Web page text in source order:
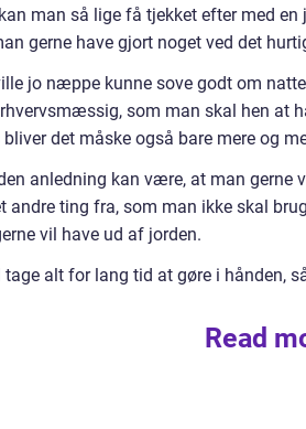
man så lige få tjekket efter med
gerne have gjort noget ved det
jo næppe kunne sove godt om
som man skal hen at
bliver det måske også bare mere og
anledning kan være, at man gerne
andre ting fra, som man ikke skal
vil have ud af jorden.
tage alt for lang tid at gøre i hånden,
Read